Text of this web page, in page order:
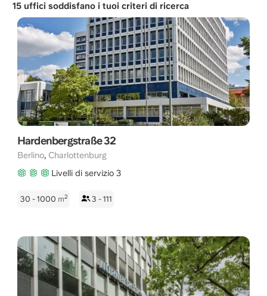
15 uffici soddisfano i tuoi criteri di ricerca
Hardenbergstraße 32
Berlino, Charlottenburg
Livelli di servizio 3
30 - 1000 m2 3 - 111